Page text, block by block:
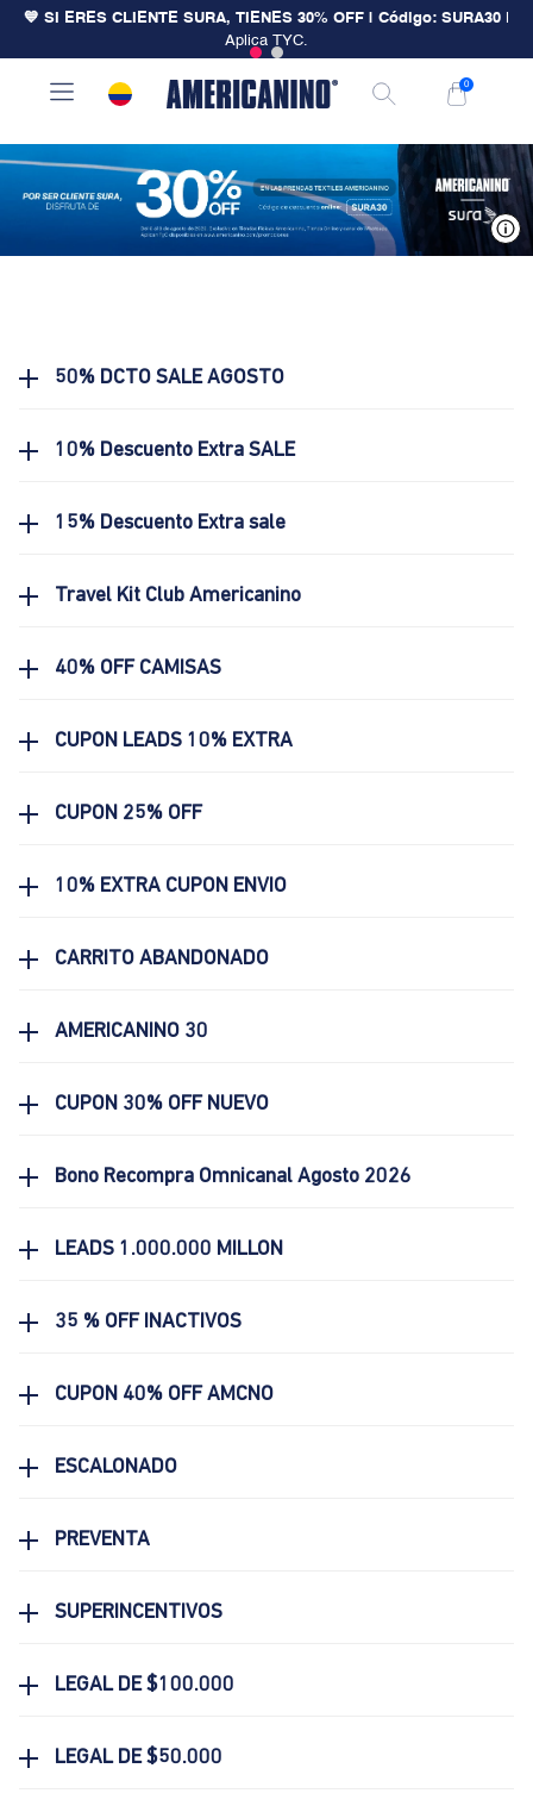
💙 SI ERES CLIENTE SURA, TIENES 30% OFF | Código: SURA30
Aplica TYC.
0
50% DCTO SALE AGOSTO
10% Descuento Extra SALE
15% Descuento Extra sale
Travel Kit Club Americanino
40% OFF CAMISAS
CUPON LEADS 10% EXTRA
CUPON 25% OFF
10% EXTRA CUPON ENVIO
CARRITO ABANDONADO
AMERICANINO 30
CUPON 30% OFF NUEVO
Bono Recompra Omnicanal Agosto 2026
LEADS 1.000.000 MILLON
35 % OFF INACTIVOS
CUPON 40% OFF AMCNO
ESCALONADO
PREVENTA
SUPERINCENTIVOS
LEGAL DE $100.000
LEGAL DE $50.000